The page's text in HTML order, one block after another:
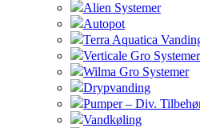
Alien Systemer
Autopot
Terra Aquatica
Verticale Gro Systemer
Wilma Gro Systemer
Drypvanding
Pumper – Div.
Vandkøling